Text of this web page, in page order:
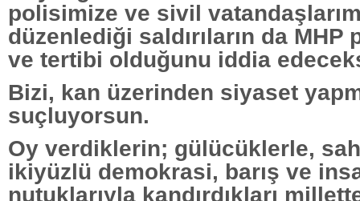
polisimize ve sivil
düzenlediği saldırıların da
ve tertibi olduğunu iddia
Bizi, kan üzerinden siyaset
suçluyorsun.
Oy verdiklerin; gülücüklerle,
ikiyüzlü demokrasi, barış ve
nutuklarıyla kandırdıkları